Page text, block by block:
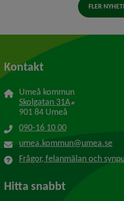
FLER
Kontakt
Umeå kommun
Skolgatan 31A Länk till
901 84 Umeå
090-16 10 00
umea.kommun@umea.se
Frågor, felanmälan och
Hitta snabbt